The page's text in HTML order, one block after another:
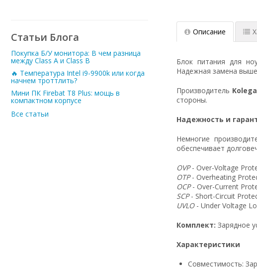
Описание
Блок питания для
Надежная замена
Производитель
стороны.
Надежность и
Немногие
обеспечивает
OVP- Over-Voltage
OTP- Overheating
OCP- Over-Current
SCP- Short-Circuit
UVLO- Under Voltage
Комплект: Зарядное
Характеристики
Совместимость:
Статьи Блога
Покупка Б/У монитора: В чем разница
между Class A и Class B
🔥 Температура Intel i9-9900k или когда
начнем троттлить?
Мини ПК Firebat T8 Plus: мощь в
компактном корпусе
Все статьи